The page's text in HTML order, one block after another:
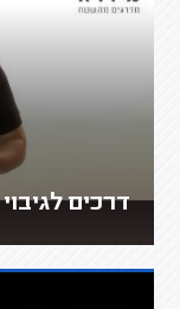
דרכים